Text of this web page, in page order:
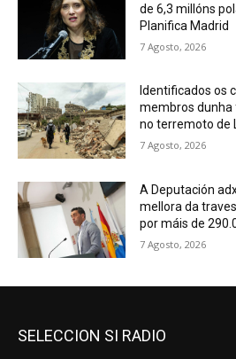
de 6,3 millóns
Planifica Madrid
7 Agosto, 2026
Identificados os
membros
no terremoto de
7 Agosto, 2026
A Deputación
mellora da
por máis de
7 Agosto, 2026
SELECCION SI RADIO